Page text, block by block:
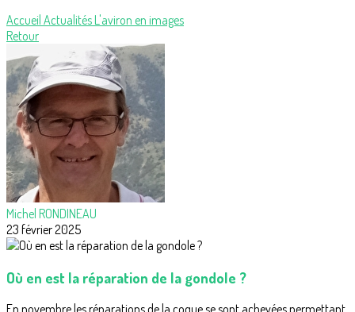
Accueil ActualitésL'aviron en images
Retour
Michel RONDINEAU
23 février 2025
Où en est la réparation de la gondole ?